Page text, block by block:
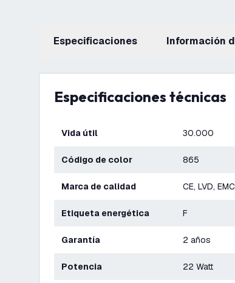
Especificaciones información
Especificaciones técnicas
Vida útil 30.000
Código de color 865
Marca de calidad CE, LVD,
Etiqueta energética F
Garantía 2 años
Potencia 22 Watt